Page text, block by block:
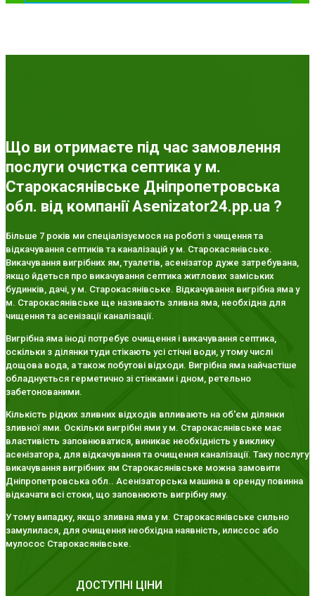
Що ви отримаєте під час замовлення
послуги очистка септика у м.
Старокасянівське Дніпропетровська
обл. від компанії Asenizator24.pp.ua ?
Більше 7 років ми спеціалізуємося на роботі з чищення та
відкачування септиків та каналізацій у м. Старокасянівське.
Викачування вигрібних ям, туалетів, асенізатор дуже затребувана,
якщо йдеться про викачування септика житлових заміських
будинків, дачі, у м. Старокасянівське. Відкачування вигрібна яма у
м. Старокасянівське ще називають зливна яма, необхідна для
чищення та асенізації каналізації.
Вигрібна яма іноді потребує очищення і викачування септика,
оскільки з ділянки туди стікають усі стічні води, у тому числі
дощова вода, а також побутові відходи. Вигрібна яма найчастіше
обладнується герметично зі стінками і дном, ретельно
забетонованими.
Кількість рідких зливних відходів впливають на об'єм ділянки
зливної ями. Оскільки вигрібні ями у м. Старокасянівське має
властивість заповнюватися, виникає необхідність у виклику
асенізатора, для відкачування та очищення каналізації. Таку послугу
викачування вигрібних ям Старокасянівське можна замовити
Дніпропетровська обл.. Асенізаторська машина в оренду повинна
відкачати всі стоки, що заповнюють вигрібну яму.
У тому випадку, якщо зливна яма у м. Старокасянівське сильно
замулилася, для очищення необхідна наявність, илиссос або
мулосос Старокасянівське.
ДОСТУПНІ ЦІНИ